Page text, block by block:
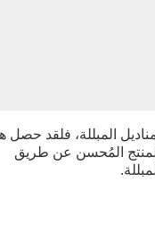
المبللة، فلقد حصل
المنتج المُحسن عن طريق